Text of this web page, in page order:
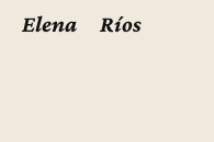
Elena Ríos